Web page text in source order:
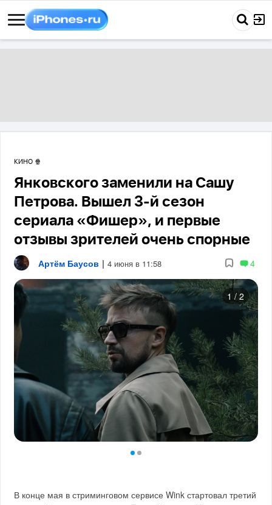
КИНО 🍿
Янковского заменили на Сашу
Петрова. Вышел 3-й сезон
сериала «Фишер», и первые
отзывы зрителей очень спорные
Артём Баусов | 4 июня в 11:58 4
1 / 2
В конце мая в стриминговом сервисе Wink стартовал третий